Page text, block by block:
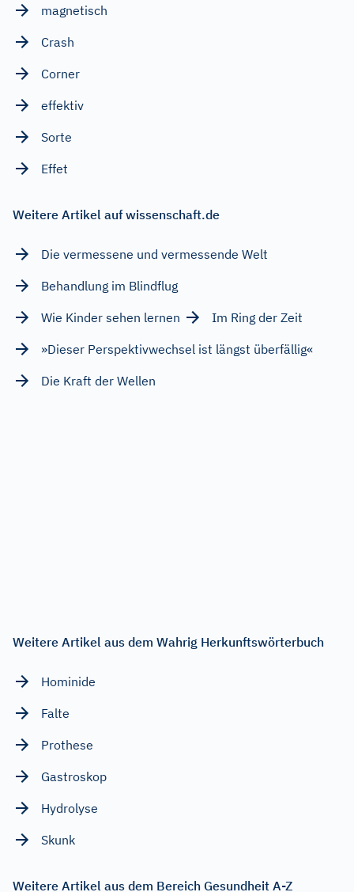
magnetisch
Crash
Corner
effektiv
Sorte
Effet
Weitere Artikel auf wissenschaft.de
Die vermessene und vermessende Welt
Behandlung im Blindflug
Wie Kinder sehen lernen
Im Ring der Zeit
»Dieser Perspektivwechsel ist längst überfällig«
Die Kraft der Wellen
Weitere Artikel aus dem Wahrig Herkunftswörterbuch
Hominide
Falte
Prothese
Gastroskop
Hydrolyse
Skunk
Weitere Artikel aus dem Bereich Gesundheit A-Z